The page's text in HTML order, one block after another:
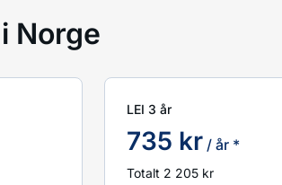
Norge
LEI 3 år
735 kr / år *
Totalt 2 205 kr